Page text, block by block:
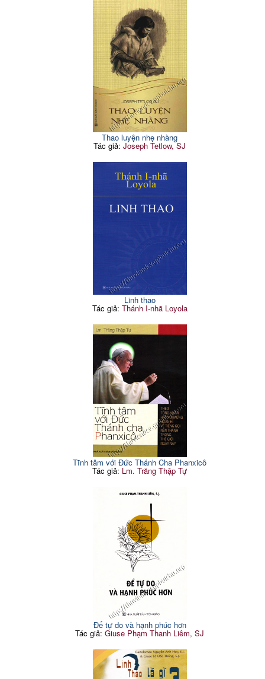
Thao luyện nhẹ nhàng
Tác giả:Joseph Tetlow, SJ
Linh thao
Tác giả: Thánh I-nhã Loyola
Tĩnh tâm với Đức Thánh Cha Phanxicô
Tác giả: Lm. Trăng Thập Tự
Để tự do và hạnh phúc hơn
Tác giả:Giuse Phạm Thanh Liêm, SJ